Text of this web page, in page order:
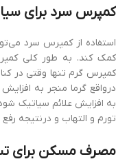
کمپرس سرد برای
استفاده از کمپرس سرد
کمک کند. به طور کلی
کمپرس گرم تنها وقتی در
درواقع گرما منجر به
به افزایش علائم سیاتیک
تورم و التهاب و درنتیجه
مصرف مسکن برای